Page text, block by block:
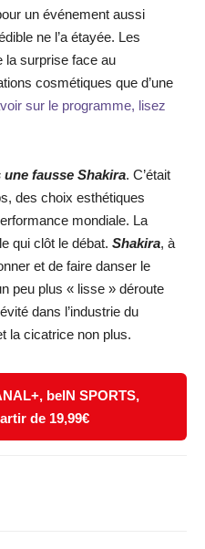
un événement aussi
ne l’a étayée. Les
la surprise face au
cosmétiques que d’une
sur le programme, lisez
une fausse Shakira. C’était
des choix esthétiques
mondiale. La
qui clôt le débat. Shakira, à
et de faire danser le
peu plus « lisse » déroute
dans l’industrie du
la cicatrice non plus.
beIN SPORTS,
de 19,99€